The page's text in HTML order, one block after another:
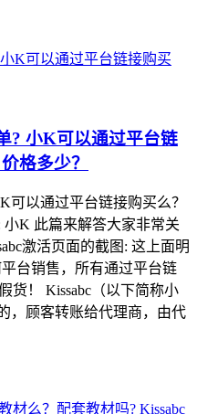
? 小K可以通过平台链
格多少？
可以通过平台链接购买么？
小K 此篇来解答大家非常关
激活页面的截图: 这上面明
台销售，所有通过平台链
货！ Kissabc（以下简称小
，顾客转账给代理商，由代